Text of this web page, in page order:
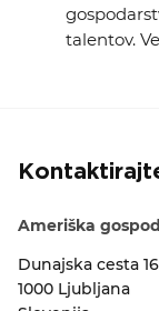
talentov.
Ameriška
Dunajska cesta
1000 Ljubljana